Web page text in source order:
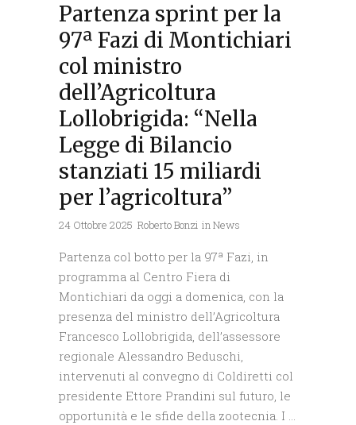
Partenza sprint per la
97ª Fazi di Montichiari
col ministro
dell’Agricoltura
Lollobrigida: “Nella
Legge di Bilancio
stanziati 15 miliardi
per l’agricoltura”
24 Ottobre 2025 Roberto Bonzi inNews
Partenza col botto per la 97ª Fazi, in
programma al Centro Fiera di
Montichiari da oggi a domenica, con la
presenza del ministro dell’Agricoltura
Francesco Lollobrigida, dell’assessore
regionale Alessandro Beduschi,
intervenuti al convegno di Coldiretti col
presidente Ettore Prandini sul futuro, le
opportunità e le sfide della zootecnia. I